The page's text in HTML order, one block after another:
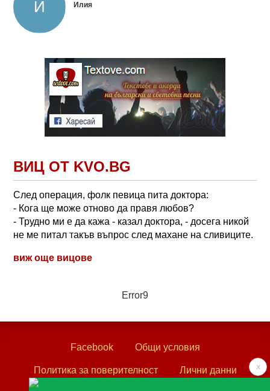
Илия
ВИЦ ОТ KVO.BG
След операция, фолк певица пита доктора:
- Кога ще може отново да правя любов?
- Трудно ми е да кажа - казал доктора, - досега никой
не ме питал такъв въпрос след махане на сливиците.
виж още вицове
Error9
x
Facebook Общи условия
Политика за поверителност Лични данни